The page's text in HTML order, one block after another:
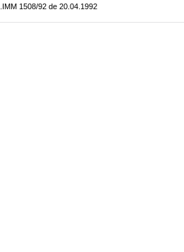
1508/92 de 20.04.1992